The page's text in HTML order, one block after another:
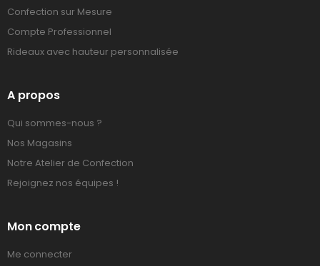
Confection sur Mesure
Compte Professionnel
Rideaux avec hauteur personnalisée
A propos
Qui sommes-nous ?
Nos Magasins
Notre Atelier de Confection
Rejoignez nos équipes !
Mon compte
Me connecter